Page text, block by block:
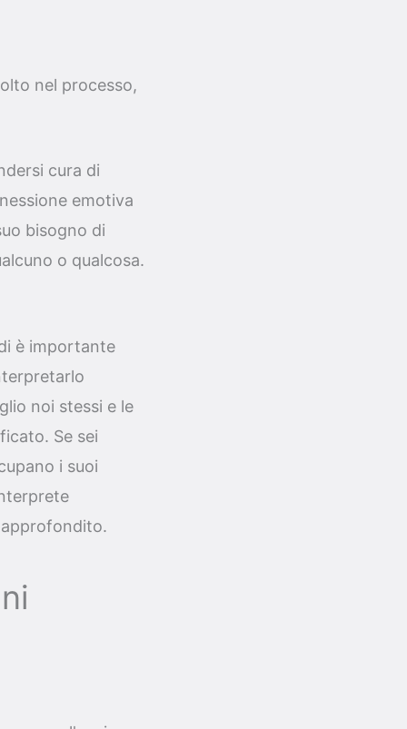
nel processo,
cura di
emotiva
bisogno di
o qualcosa.
è importante
noi stessi e le
Se sei
i suoi